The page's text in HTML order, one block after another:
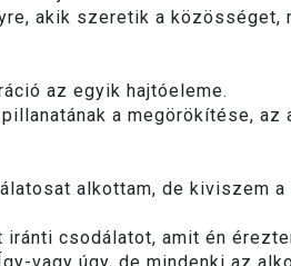
akik szeretik a
az egyik hajtóeleme.
a megörökítése,
alkottam, de kiviszem
csodálatot, amit én
vagy úgy, de mindenki az